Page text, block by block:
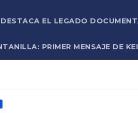
EL LEGADO
PRIMER MENSAJE DE